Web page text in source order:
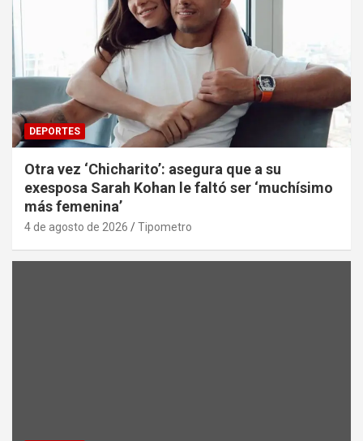
DEPORTES
Otra vez ‘Chicharito’: asegura que a su
exesposa Sarah Kohan le faltó ser ‘muchísimo
más femenina’
4 de agosto de 2026 Tipometro